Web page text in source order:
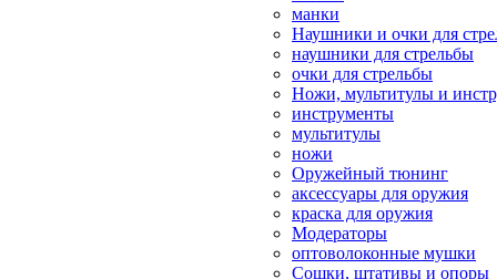
манки
Наушники и очки для
наушники для стрельбы
очки для стрельбы
Ножи, мультитулы и
инструменты
мультитулы
ножи
Оружейный тюнинг
аксессуары для оружия
краска для оружия
Модераторы
оптоволоконные мушки
Сошки, штативы и опоры